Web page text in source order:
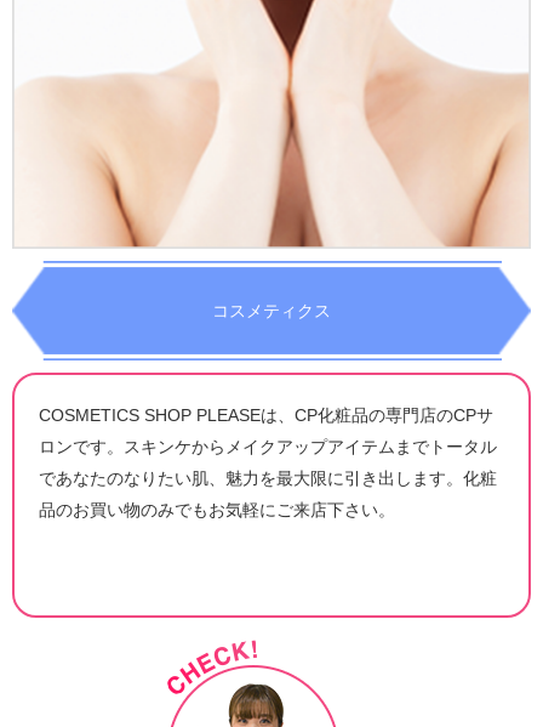
コスメティクス
COSMETICS SHOP PLEASEは、CP化粧品の専門店のCPサ
ロンです。スキンケからメイクアップアイテムまでトータル
であなたのなりたい肌、魅力を最大限に引き出します。化粧
品のお買い物のみでもお気軽にご来店下さい。